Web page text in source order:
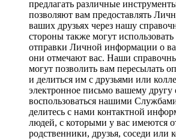
предлагать различные
позволяют вам предоставлять
ваших друзьях через нашу
стороны также могут
отправки Личной информации о
они отмечают вас. Наши
могут позволить вам пересылать
и делиться им с друзьями или
электронное письмо вашему
воспользоваться нашими
делитесь с нами контактной
людей, с которыми у вас имеются
родственники, друзья, соседи или